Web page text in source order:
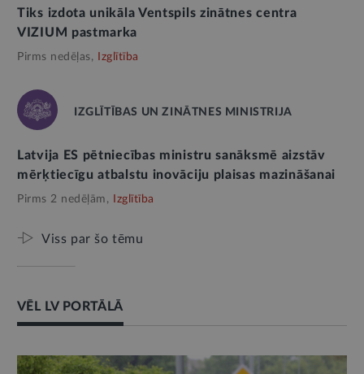
Tiks izdota unikāla Ventspils zinātnes centra
VIZIUM pastmarka
Pirms nedēļas, Izglītība
IZGLĪTĪBAS UN ZINĀTNES MINISTRIJA
Latvija ES pētniecības ministru sanāksmē aizstāv
mērķtiecīgu atbalstu inovāciju plaisas mazināšanai
Pirms 2 nedēļām, Izglītība
Viss par šo tēmu
VĒL LV PORTĀLĀ